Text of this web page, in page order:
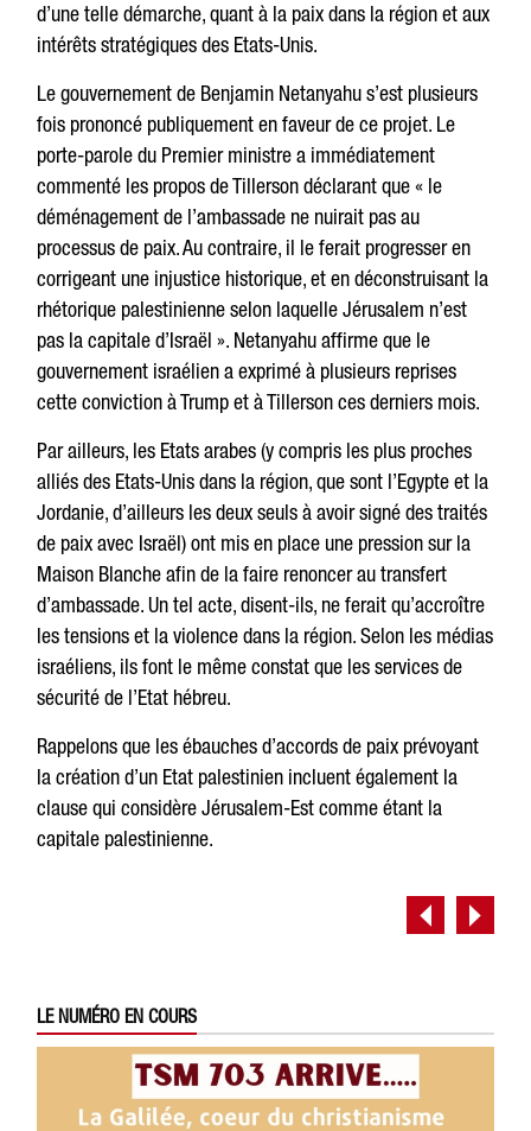
d’une telle démarche, quant à la paix dans la région et aux
intérêts stratégiques des Etats-Unis.
Le gouvernement de Benjamin Netanyahu s’est plusieurs
fois prononcé publiquement en faveur de ce projet. Le
porte-parole du Premier ministre a immédiatement
commenté les propos de Tillerson déclarant que « le
déménagement de l’ambassade ne nuirait pas au
processus de paix. Au contraire, il le ferait progresser en
corrigeant une injustice historique, et en déconstruisant la
rhétorique palestinienne selon laquelle Jérusalem n’est
pas la capitale d’Israël ». Netanyahu affirme que le
gouvernement israélien a exprimé à plusieurs reprises
cette conviction à Trump et à Tillerson ces derniers mois.
Par ailleurs, les Etats arabes (y compris les plus proches
alliés des Etats-Unis dans la région, que sont l’Egypte et la
Jordanie, d’ailleurs les deux seuls à avoir signé des traités
de paix avec Israël) ont mis en place une pression sur la
Maison Blanche afin de la faire renoncer au transfert
d’ambassade. Un tel acte, disent-ils, ne ferait qu’accroître
les tensions et la violence dans la région. Selon les médias
israéliens, ils font le même constat que les services de
sécurité de l’Etat hébreu.
Rappelons que les ébauches d’accords de paix prévoyant
la création d’un Etat palestinien incluent également la
clause qui considère Jérusalem-Est comme étant la
capitale palestinienne.
LE NUMÉRO EN COURS